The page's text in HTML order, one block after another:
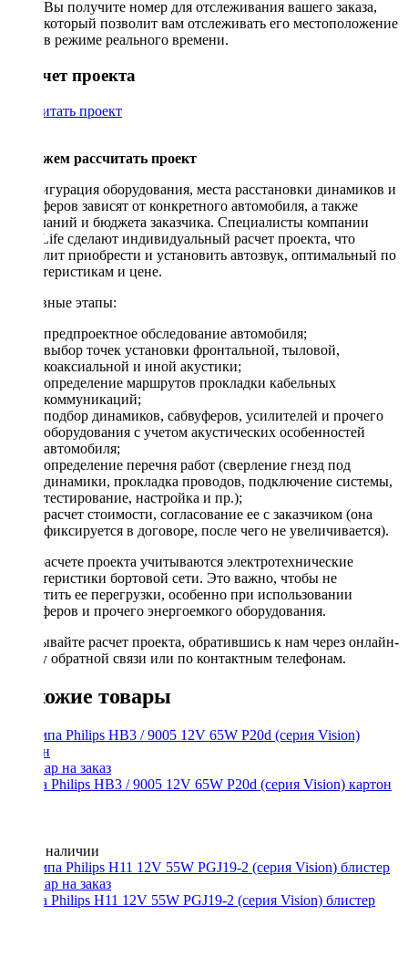
Вы получите номер для отслеживания вашего заказа,
который позволит вам отслеживать его местоположение
в режиме реального времени.
Рассчет проекта
Рассчитать проект
Поможем рассчитать проект
Конфигурация оборудования, места расстановки динамиков и
сабвуферов зависят от конкретного автомобиля, а также
пожеланий и бюджета заказчика. Специалисты компании
DriveLife сделают индивидуальный расчет проекта, что
позволит приобрести и установить автозвук, оптимальный по
характеристикам и цене.
Основные этапы:
предпроектное обследование автомобиля;
выбор точек установки фронтальной, тыловой,
коаксиальной и иной акустики;
определение маршрутов прокладки кабельных
коммуникаций;
подбор динамиков, сабвуферов, усилителей и прочего
оборудования с учетом акустических особенностей
автомобиля;
определение перечня работ (сверление гнезд под
динамики, прокладка проводов, подключение системы,
тестирование, настройка и пр.);
расчет стоимости, согласование ее с заказчиком (она
фиксируется в договоре, после чего не увеличивается).
При расчете проекта учитываются электротехнические
характеристики бортовой сети. Это важно, чтобы не
допустить ее перегрузки, особенно при использовании
сабвуферов и прочего энергоемкого оборудования.
Заказывайте расчет проекта, обратившись к нам через онлайн-
форму обратной связи или по контактным телефонам.
Похожие товары
Лампа Philips HB3 / 9005 12V 65W P20d (серия Vision) картон
Нет в наличии
Лампа Philips H11 12V 55W PGJ19-2 (серия Vision) блистер